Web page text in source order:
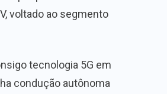
voltado ao segmento
tecnologia 5G em
condução autônoma